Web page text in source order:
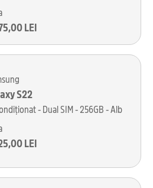
LEI
S22
- Dual SIM - 256GB - Alb
LEI